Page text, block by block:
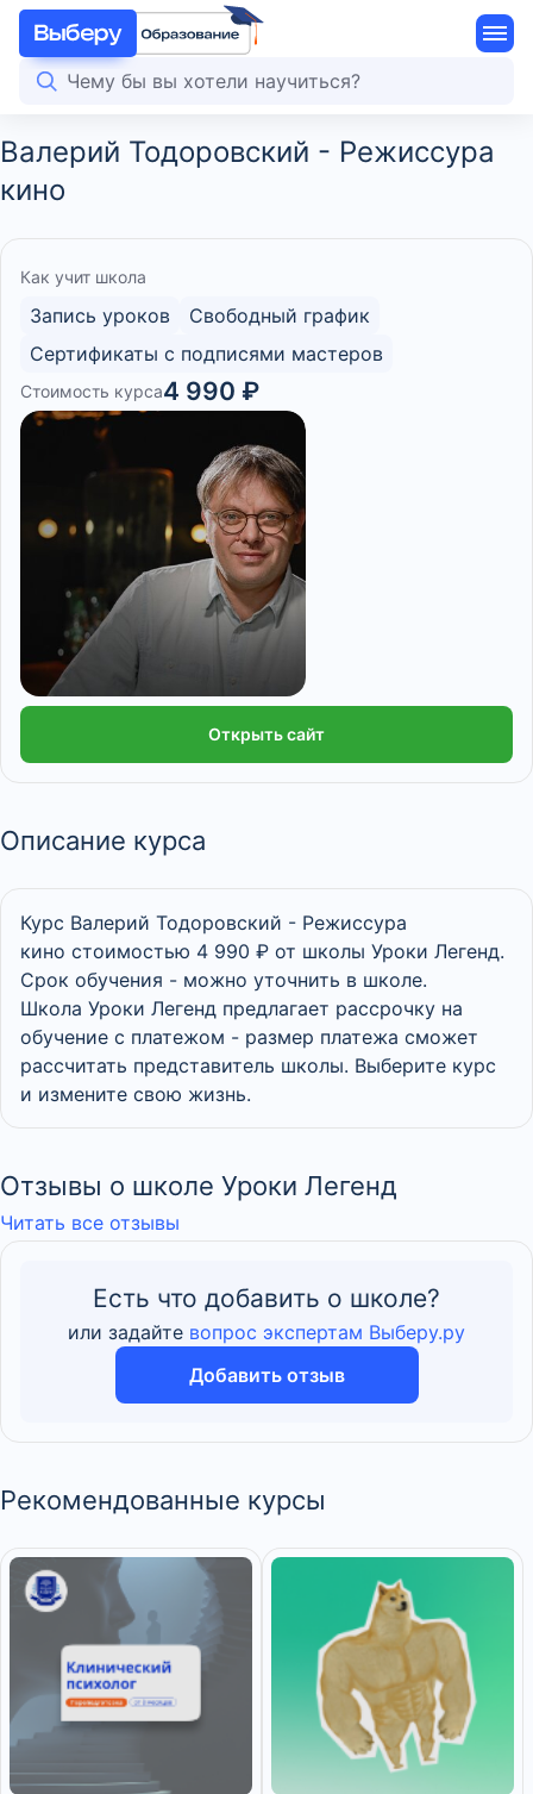
Валерий Тодоровский - Режиссура
кино
Как учит школа
Запись уроков
Свободный график
Сертификаты с подписями мастеров
Стоимость курса4 990 ₽
Открыть сайт
Описание курса
Курс Валерий Тодоровский - Режиссура
кино стоимостью 4 990 ₽ от школы Уроки Легенд.
Срок обучения - можно уточнить в школе.
Школа Уроки Легенд предлагает рассрочку на
обучение с платежом - размер платежа сможет
рассчитать представитель школы. Выберите курс
и измените свою жизнь.
Отзывы о школе Уроки Легенд
Читать все отзывы
Есть что добавить о школе?
или задайте вопрос экспертам Выберу.ру
Добавить отзыв
Рекомендованные курсы